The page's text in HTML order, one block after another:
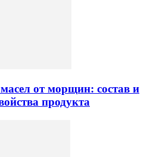
от морщин: состав и
продукта